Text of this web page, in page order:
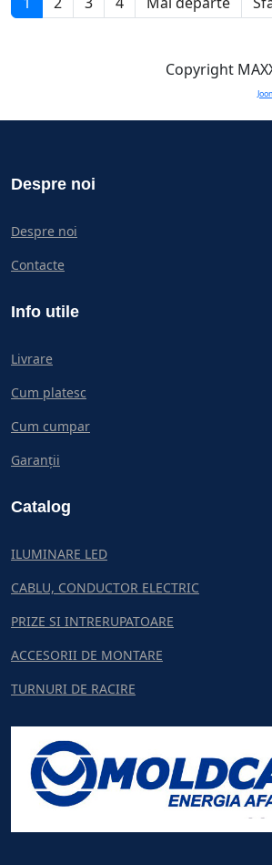
Copyright
Despre noi
Despre noi
Contacte
Info utile
Livrare
Cum platesc
Cum cumpar
Garanții
Catalog
ILUMINARE LED
CABLU, CONDUCTOR ELECTRIC
PRIZE SI INTRERUPATOARE
ACCESORII DE MONTARE
TURNURI DE RACIRE